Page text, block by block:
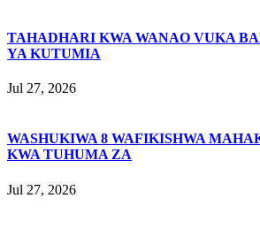
TAHADHARI KWA WANAO VUKA
YA KUTUMIA
Jul 27, 2026
WASHUKIWA 8 WAFIKISHWA
KWA TUHUMA ZA
Jul 27, 2026